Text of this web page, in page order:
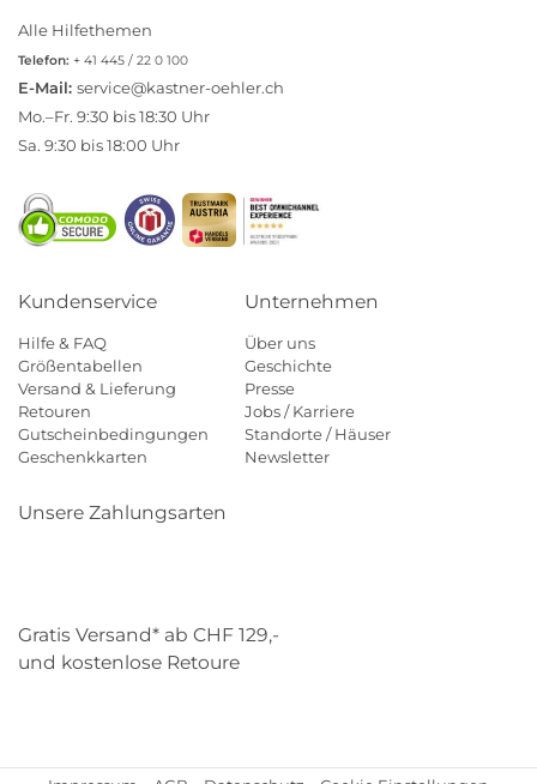
Alle Hilfethemen
Telefon: + 41 445 / 22 0 100
E-Mail: service@kastner-oehler.ch
Mo.–Fr. 9:30 bis 18:30 Uhr
Sa. 9:30 bis 18:00 Uhr
Kundenservice
Hilfe & FAQ
Größentabellen
Versand & Lieferung
Retouren
Gutscheinbedingungen
Geschenkkarten
Unternehmen
Über uns
Geschichte
Presse
Jobs / Karriere
Standorte / Häuser
Newsletter
Unsere Zahlungsarten
Gratis Versand* ab CHF 129,-
und kostenlose Retoure